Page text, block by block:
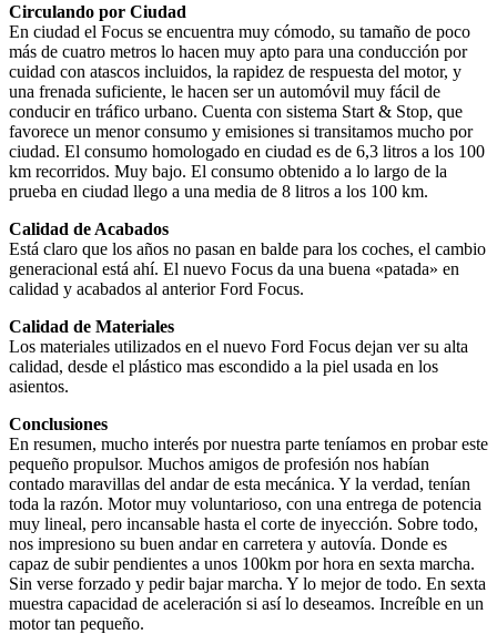
Circulando por Ciudad
En ciudad el Focus se encuentra muy cómodo, su tamaño de poco
más de cuatro metros lo hacen muy apto para una conducción por
cuidad con atascos incluidos, la rapidez de respuesta del motor, y
una frenada suficiente, le hacen ser un automóvil muy fácil de
conducir en tráfico urbano. Cuenta con sistema Start & Stop, que
favorece un menor consumo y emisiones si transitamos mucho por
ciudad. El consumo homologado en ciudad es de 6,3 litros a los 100
km recorridos. Muy bajo. El consumo obtenido a lo largo de la
prueba en ciudad llego a una media de 8 litros a los 100 km.
Calidad de Acabados
Está claro que los años no pasan en balde para los coches, el cambio
generacional está ahí. El nuevo Focus da una buena «patada» en
calidad y acabados al anterior Ford Focus.
Calidad de Materiales
Los materiales utilizados en el nuevo Ford Focus dejan ver su alta
calidad, desde el plástico mas escondido a la piel usada en los
asientos.
Conclusiones
En resumen, mucho interés por nuestra parte teníamos en probar este
pequeño propulsor. Muchos amigos de profesión nos habían
contado maravillas del andar de esta mecánica. Y la verdad, tenían
toda la razón. Motor muy voluntarioso, con una entrega de potencia
muy lineal, pero incansable hasta el corte de inyección. Sobre todo,
nos impresiono su buen andar en carretera y autovía. Donde es
capaz de subir pendientes a unos 100km por hora en sexta marcha.
Sin verse forzado y pedir bajar marcha. Y lo mejor de todo. En sexta
muestra capacidad de aceleración si así lo deseamos. Increíble en un
motor tan pequeño.